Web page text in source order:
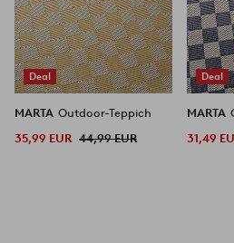
Deal
MARTA Outdoor-Teppich
35,99 EUR 44,99 EUR
Deal
MARTA
31,49